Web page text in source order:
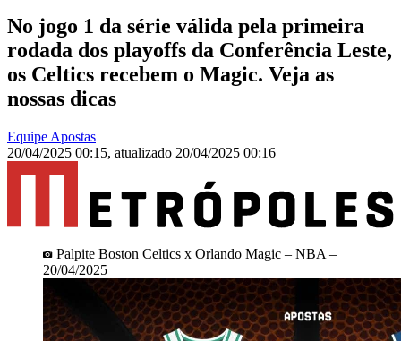
No jogo 1 da série válida pela primeira
rodada dos playoffs da Conferência Leste,
os Celtics recebem o Magic. Veja as
nossas dicas
Equipe Apostas
20/04/2025 00:15, atualizado 20/04/2025 00:16
Palpite Boston Celtics x Orlando Magic – NBA –
20/04/2025